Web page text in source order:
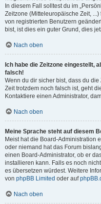
In diesem Fall solltest du im
Zeitzone (Mitteleuropäische Zeit,
von registrierten Benutzern
bist, ist dies ein guter Grund, dies
Nach oben
Ich habe die Zeitzone eingestellt,
falsch!
Wenn du dir sicher bist, dass du
Zeit trotzdem noch falsch ist, geht
Kontaktiere einen Administrator,
Nach oben
Meine Sprache steht auf diesem
Meist hat die Board-Administration
oder niemand hat das Forum
einen Board-Administrator, ob er
installieren kann. Falls es noch
es übersetzen würdest. Weitere
von phpBB Limited oder auf
Nach oben